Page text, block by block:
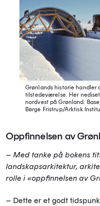
Grønlands historie handler
tilstedeværelse. Her
nordvest på Grønland.
Børge Fristrup/Arktisk
Oppfinnelsen av
– Med tanke på bokens
landskapsarkitektur,
rolle i «oppfinnelsen av
– Dette er et godt